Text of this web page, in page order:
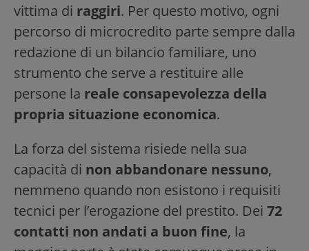
vittima di raggiri. Per questo motivo, ogni
percorso di microcredito parte sempre dalla
redazione di un bilancio familiare, uno
strumento che serve a restituire alle
persone la reale consapevolezza della
propria situazione economica.
La forza del sistema risiede nella sua
capacità di non abbandonare nessuno,
nemmeno quando non esistono i requisiti
tecnici per l’erogazione del prestito. Dei 72
contatti non andati a buon fine, la